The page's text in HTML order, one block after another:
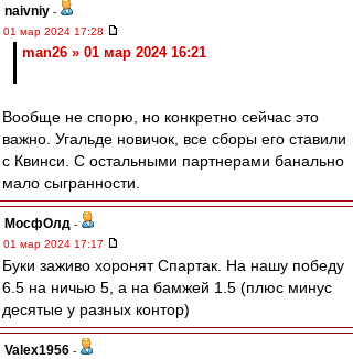
naivniy -
01 мар 2024 17:28
man26 » 01 мар 2024 16:21
Вообще не спорю, но конкретно сейчас это
важно. Угальде новичок, все сборы его ставили
с Квинси. С остальными партнерами банально
мало сыгранности.
МосфОлд -
01 мар 2024 17:17
Буки заживо хоронят Спартак. На нашу победу
6.5 на ничью 5, а на бамжей 1.5 (плюс минус
десятые у разных контор)
Valex1956 -